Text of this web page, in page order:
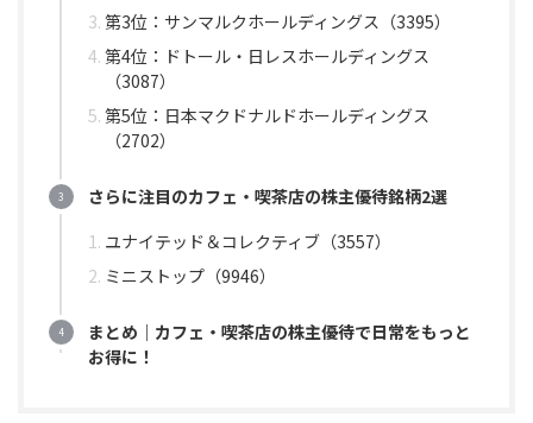
第3位：サンマルクホールディングス（3395）
第4位：ドトール・日レスホールディングス
（3087）
第5位：日本マクドナルドホールディングス
（2702）
さらに注目のカフェ・喫茶店の株主優待銘柄2選
ユナイテッド＆コレクティブ（3557）
ミニストップ（9946）
まとめ｜カフェ・喫茶店の株主優待で日常をもっと
お得に！